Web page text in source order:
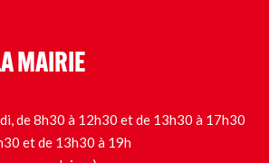
MAIRIE
de 8h30 à 12h30 et de 13h30 à 17h30
et de 13h30 à 19h